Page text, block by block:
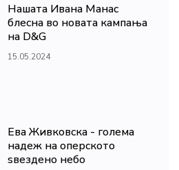
Нашата Ивана Манас
блесна во новата кампања
на D&G
15.05.2024
Ева Живковска - голема
надеж на оперското
ѕвездено небо